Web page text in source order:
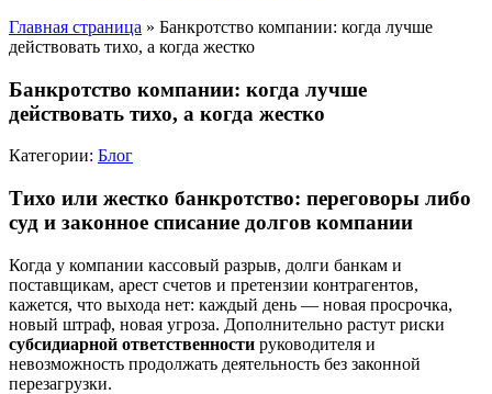
Главная страница » Банкротство компании: когда лучше
действовать тихо, а когда жестко
Банкротство компании: когда лучше
действовать тихо, а когда жестко
Категории: Блог
Тихо или жестко банкротство: переговоры либо
суд и законное списание долгов компании
Когда у компании кассовый разрыв, долги банкам и
поставщикам, арест счетов и претензии контрагентов,
кажется, что выхода нет: каждый день — новая просрочка,
новый штраф, новая угроза. Дополнительно растут риски
субсидиарной ответственности руководителя и
невозможность продолжать деятельность без законной
перезагрузки.